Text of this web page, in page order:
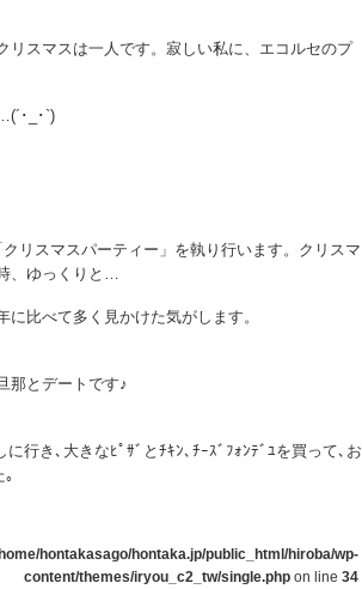
リスマスは一人です。寂しい私に、エコルセのプ
･_･`)
リスマスパーティー」を執り行います。クリスマ
、ゆっくりと…
比べて多く見かけた気がします。
那とデートです♪
行き､大きなﾋﾟｻﾞとﾁｷﾝ､ﾁｰｽﾞﾌｫﾝﾃﾞﾕを買って､お
hontakasago/hontaka.jp/public_html/hiroba/wp-
content/themes/iryou_c2_tw/single.php on line 34